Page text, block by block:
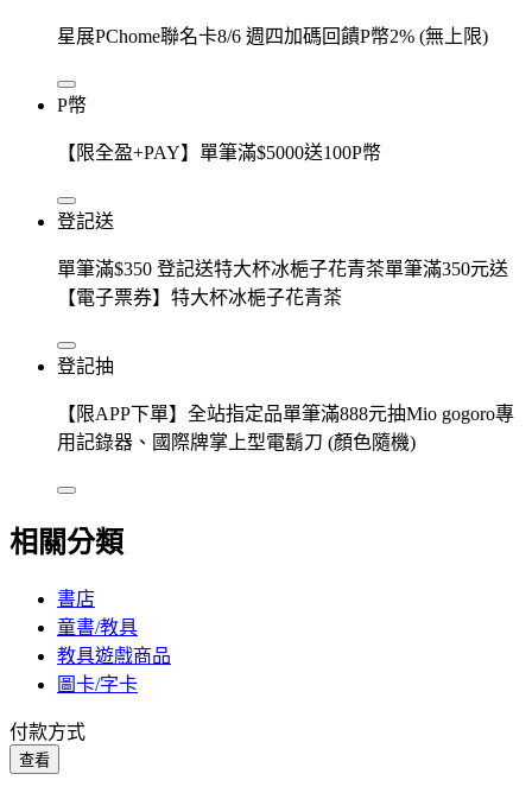
星展PChome聯名卡8/6 週四加碼回饋P幣2% (無上限)
P幣
【限全盈+PAY】單筆滿$5000送100P幣
登記送
單筆滿$350 登記送特大杯冰梔子花青茶單筆滿350元送
【電子票券】特大杯冰梔子花青茶
登記抽
【限APP下單】全站指定品單筆滿888元抽Mio gogoro專
用記錄器、國際牌掌上型電鬍刀 (顏色隨機)
相關分類
書店
童書/教具
教具遊戲商品
圖卡/字卡
付款方式
查看